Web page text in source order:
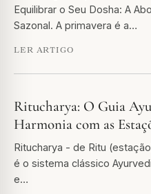
Equilibrar o Seu Dosha: A
Sazonal. A primavera é a…
LER ARTIGO
Ritucharya: O Guia
Harmonia com as
Ritucharya - de Ritu
é o sistema clássico
e…